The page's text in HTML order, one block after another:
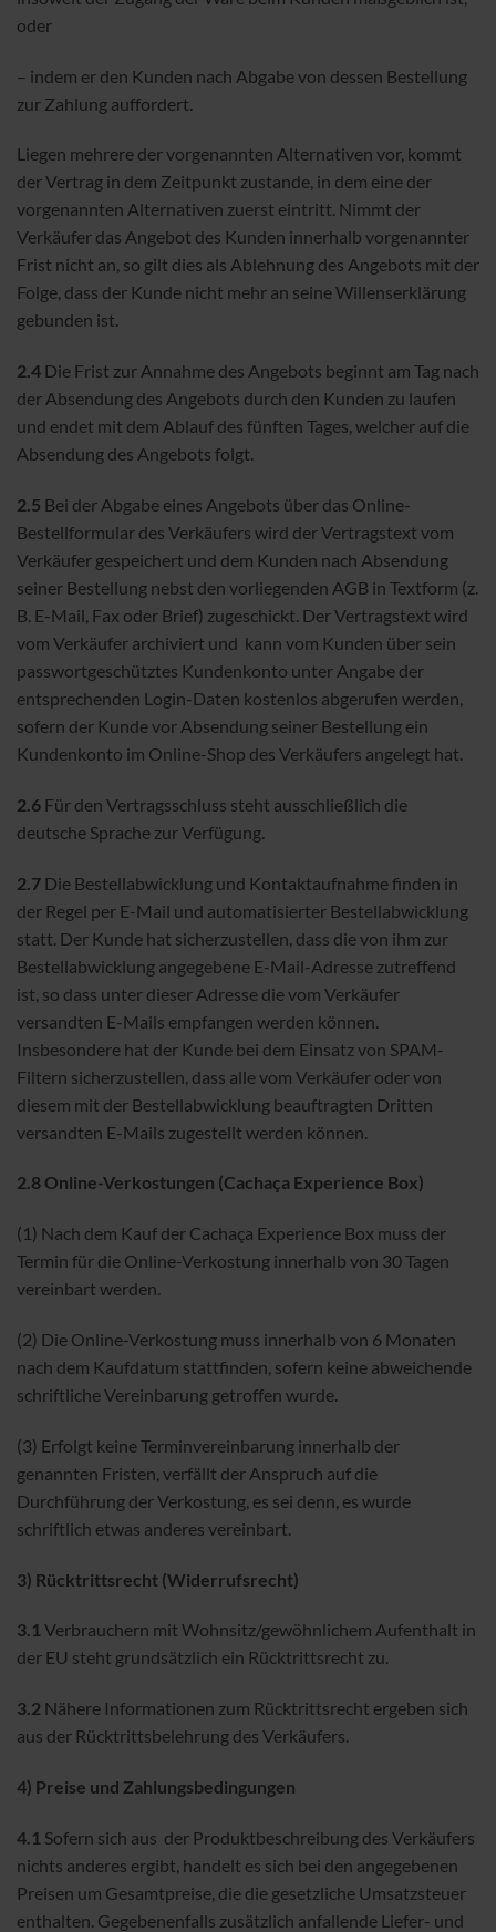
oder
– indem er den Kunden nach Abgabe von dessen Bestellung
zur Zahlung auffordert.
Liegen mehrere der vorgenannten Alternativen vor, kommt
der Vertrag in dem Zeitpunkt zustande, in dem eine der
vorgenannten Alternativen zuerst eintritt. Nimmt der
Verkäufer das Angebot des Kunden innerhalb vorgenannter
Frist nicht an, so gilt dies als Ablehnung des Angebots mit der
Folge, dass der Kunde nicht mehr an seine Willenserklärung
gebunden ist.
2.4 Die Frist zur Annahme des Angebots beginnt am Tag nach
der Absendung des Angebots durch den Kunden zu laufen
und endet mit dem Ablauf des fünften Tages, welcher auf die
Absendung des Angebots folgt.
2.5 Bei der Abgabe eines Angebots über das Online-
Bestellformular des Verkäufers wird der Vertragstext vom
Verkäufer gespeichert und dem Kunden nach Absendung
seiner Bestellung nebst den vorliegenden AGB in Textform (z.
B. E-Mail, Fax oder Brief) zugeschickt. Der Vertragstext wird
vom Verkäufer archiviert und kann vom Kunden über sein
passwortgeschütztes Kundenkonto unter Angabe der
entsprechenden Login-Daten kostenlos abgerufen werden,
sofern der Kunde vor Absendung seiner Bestellung ein
Kundenkonto im Online-Shop des Verkäufers angelegt hat.
2.6 Für den Vertragsschluss steht ausschließlich die
deutsche Sprache zur Verfügung.
2.7 Die Bestellabwicklung und Kontaktaufnahme finden in
der Regel per E-Mail und automatisierter Bestellabwicklung
statt. Der Kunde hat sicherzustellen, dass die von ihm zur
Bestellabwicklung angegebene E-Mail-Adresse zutreffend
ist, so dass unter dieser Adresse die vom Verkäufer
versandten E-Mails empfangen werden können.
Insbesondere hat der Kunde bei dem Einsatz von SPAM-
Filtern sicherzustellen, dass alle vom Verkäufer oder von
diesem mit der Bestellabwicklung beauftragten Dritten
versandten E-Mails zugestellt werden können.
2.8 Online-Verkostungen (Cachaça Experience Box)
(1) Nach dem Kauf der Cachaça Experience Box muss der
Termin für die Online-Verkostung innerhalb von 30 Tagen
vereinbart werden.
(2) Die Online-Verkostung muss innerhalb von 6 Monaten
nach dem Kaufdatum stattfinden, sofern keine abweichende
schriftliche Vereinbarung getroffen wurde.
(3) Erfolgt keine Terminvereinbarung innerhalb der
genannten Fristen, verfällt der Anspruch auf die
Durchführung der Verkostung, es sei denn, es wurde
schriftlich etwas anderes vereinbart.
3) Rücktrittsrecht (Widerrufsrecht)
3.1 Verbrauchern mit Wohnsitz/gewöhnlichem Aufenthalt in
der EU steht grundsätzlich ein Rücktrittsrecht zu.
3.2 Nähere Informationen zum Rücktrittsrecht ergeben sich
aus der Rücktrittsbelehrung des Verkäufers.
4) Preise und Zahlungsbedingungen
4.1 Sofern sich aus der Produktbeschreibung des Verkäufers
nichts anderes ergibt, handelt es sich bei den angegebenen
Preisen um Gesamtpreise, die die gesetzliche Umsatzsteuer
enthalten. Gegebenenfalls zusätzlich anfallende Liefer- und